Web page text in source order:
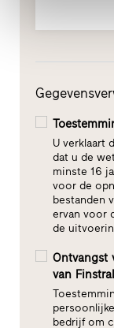
U verklaart
dat u de
minste 16
voor de
bestanden
ervan voor
de
Ontvangst
van
bedrijf om